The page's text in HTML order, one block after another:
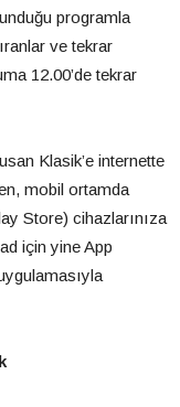
programla
ve tekrar
12.00’de tekrar
Klasik’e internette
mobil ortamda
Store) cihazlarınıza
için yine App